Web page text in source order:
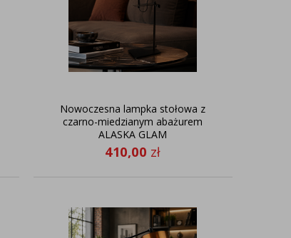
Nowoczesna lampka stołowa z
czarno-miedzianym abażurem
ALASKA GLAM
410,00 zł